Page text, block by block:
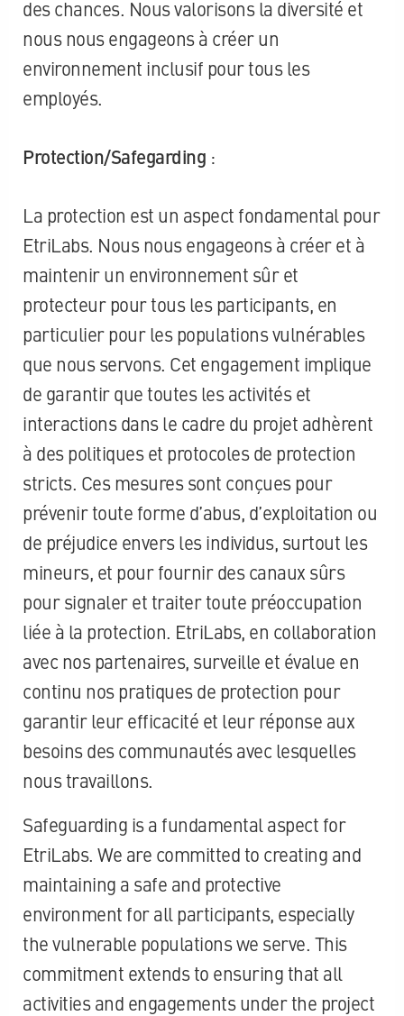
des chances. Nous valorisons la diversité et
nous nous engageons à créer un
environnement inclusif pour tous les
employés.
Protection/Safegarding :
La protection est un aspect fondamental pour
EtriLabs. Nous nous engageons à créer et à
maintenir un environnement sûr et
protecteur pour tous les participants, en
particulier pour les populations vulnérables
que nous servons. Cet engagement implique
de garantir que toutes les activités et
interactions dans le cadre du projet adhèrent
à des politiques et protocoles de protection
stricts. Ces mesures sont conçues pour
prévenir toute forme d’abus, d’exploitation ou
de préjudice envers les individus, surtout les
mineurs, et pour fournir des canaux sûrs
pour signaler et traiter toute préoccupation
liée à la protection. EtriLabs, en collaboration
avec nos partenaires, surveille et évalue en
continu nos pratiques de protection pour
garantir leur efficacité et leur réponse aux
besoins des communautés avec lesquelles
nous travaillons.
Safeguarding is a fundamental aspect for
EtriLabs. We are committed to creating and
maintaining a safe and protective
environment for all participants, especially
the vulnerable populations we serve. This
commitment extends to ensuring that all
activities and engagements under the project